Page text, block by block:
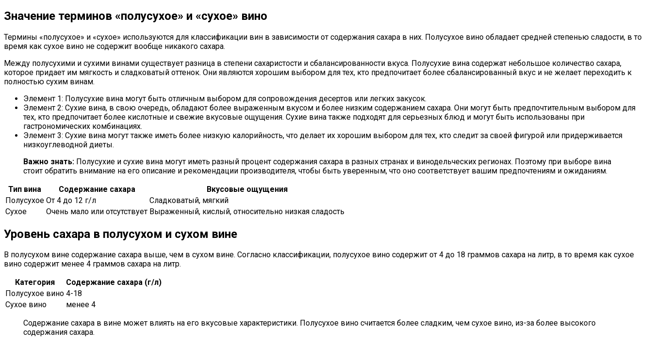
Значение терминов «полусухое» и «сухое» вино
Термины «полусухое» и «сухое» используются для классификации вин в зависимости от содержания сахара в них. Полусухое вино обладает средней степенью сладости, в то
время как сухое вино не содержит вообще никакого сахара.
Между полусухими и сухими винами существует разница в степени сахаристости и сбалансированности вкуса. Полусухие вина содержат небольшое количество сахара,
которое придает им мягкость и сладковатый оттенок. Они являются хорошим выбором для тех, кто предпочитает более сбалансированный вкус и не желает переходить к
полностью сухим винам.
Элемент 1: Полусухие вина могут быть отличным выбором для сопровождения десертов или легких закусок.
Элемент 2: Сухие вина, в свою очередь, обладают более выраженным вкусом и более низким содержанием сахара. Они могут быть предпочтительным выбором для
тех, кто предпочитает более кислотные и свежие вкусовые ощущения. Сухие вина также подходят для серьезных блюд и могут быть использованы при
гастрономических комбинациях.
Элемент 3: Сухие вина могут также иметь более низкую калорийность, что делает их хорошим выбором для тех, кто следит за своей фигурой или придерживается
низкоуглеводной диеты.
Важно знать: Полусухие и сухие вина могут иметь разный процент содержания сахара в разных странах и винодельческих регионах. Поэтому при выборе вина
стоит обратить внимание на его описание и рекомендации производителя, чтобы быть уверенным, что оно соответствует вашим предпочтениям и ожиданиям.
Тип вина
Содержание сахара
Вкусовые ощущения
Полусухое От 4 до 12 г/л
Сладковатый, мягкий
Сухое
Очень мало или отсутствует Выраженный, кислый, относительно низкая сладость
Уровень сахара в полусухом и сухом вине
В полусухом вине содержание сахара выше, чем в сухом вине. Согласно классификации, полусухое вино содержит от 4 до 18 граммов сахара на литр, в то время как сухое
вино содержит менее 4 граммов сахара на литр.
Категория
Содержание сахара (г/л)
Полусухое вино 4-18
Сухое вино
менее 4
Содержание сахара в вине может влиять на его вкусовые характеристики. Полусухое вино считается более сладким, чем сухое вино, из-за более высокого
содержания сахара.